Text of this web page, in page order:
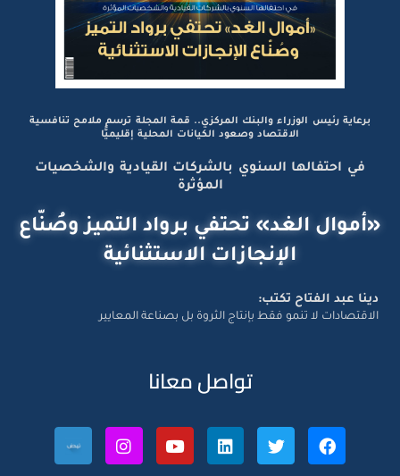
برعاية رئيس الوزراء والبنك المركزي.. قمة المجلة ترسم ملامح تنافسية
الاقتصاد وصعود الكيانات المحلية إقليميًّا
في احتفالها السنوي بالشركات القيادية والشخصيات
المؤثرة
«أموال الغد» تحتفي برواد التميز وصُنّاع
الإنجازات الاستثنائية
دينا عبد الفتاح تكتب:
الاقتصادات لا تنمو فقط بإنتاج الثروة بل بصناعة المعايير
تواصل معانا